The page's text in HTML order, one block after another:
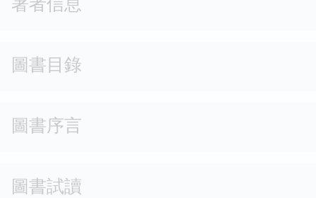
圖書目錄
圖書序言
圖書試讀